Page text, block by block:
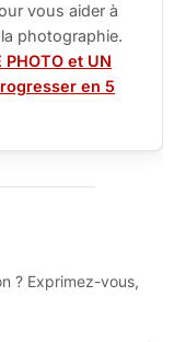
vous aider à
photographie.
PHOTO et UN
en 5
? Exprimez-vous,